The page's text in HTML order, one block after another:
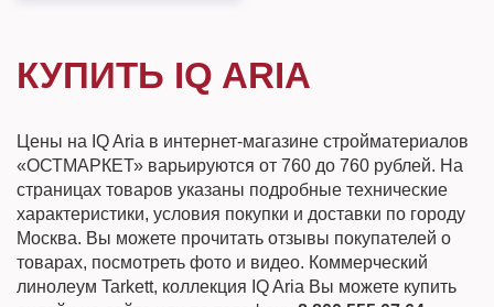
КУПИТЬ IQ ARIA
Цены на IQ Aria в интернет-магазине стройматериалов
«ОСТМАРКЕТ» варьируются от 760 до 760 рублей. На
страницах товаров указаны подробные технические
характеристики, условия покупки и доставки по городу
Москва. Вы можете прочитать отзывы покупателей о
товарах, посмотреть фото и видео. Коммерческий
линолеум Tarkett, коллекция IQ Aria Вы можете купить